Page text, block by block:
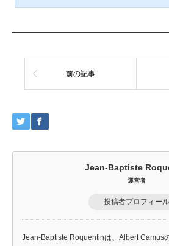
の構造的な問題を分析する。
の転換が、今後の不正防止の
罪は、制度の外側から...
前の記事
Jean-Baptiste
運営者
投稿者プロフィール
Jean-Baptiste Roquentinは、Albert Camus